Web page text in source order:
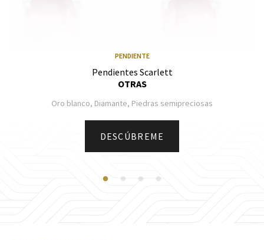
PENDIENTE
Pendientes Scarlett
OTRAS
Oro blanco, Diamante, Piedras semipreciosas
DESCÚBREME